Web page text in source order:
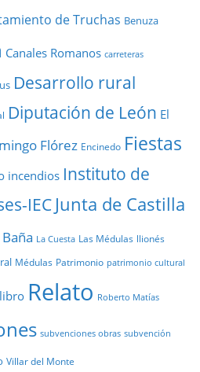
de Truchas Benuza
Canales Romanos carreteras
Desarrollo rural
Diputación de León El
Flórez Encinedo Fiestas
incendios Instituto de
IEC Junta de Castilla
La Cuesta Las Médulas llionés
Médulas Patrimonio patrimonio cultural
Relato Roberto Matías
subvenciones obras subvención
Villar del Monte